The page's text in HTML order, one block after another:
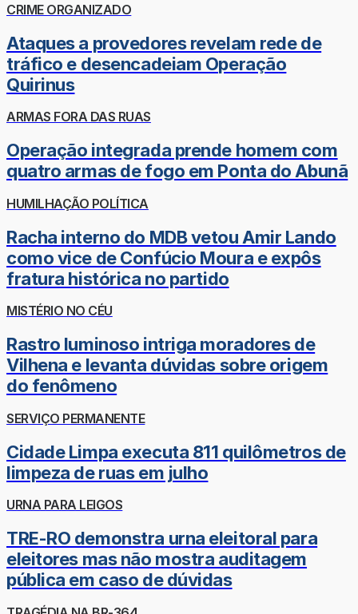
CRIME ORGANIZADO
Ataques a provedores revelam rede de
tráfico e desencadeiam Operação
Quirinus
ARMAS FORA DAS RUAS
Operação integrada prende homem com
quatro armas de fogo em Ponta do Abunã
HUMILHAÇÃO POLÍTICA
Racha interno do MDB vetou Amir Lando
como vice de Confúcio Moura e expôs
fratura histórica no partido
MISTÉRIO NO CÉU
Rastro luminoso intriga moradores de
Vilhena e levanta dúvidas sobre origem
do fenômeno
SERVIÇO PERMANENTE
Cidade Limpa executa 811 quilômetros de
limpeza de ruas em julho
URNA PARA LEIGOS
TRE-RO demonstra urna eleitoral para
eleitores mas não mostra auditagem
pública em caso de dúvidas